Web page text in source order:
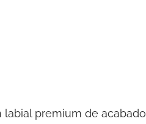
premium de acabado